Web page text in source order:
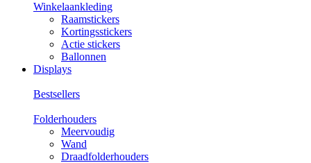
Winkelaankleding
Raamstickers
Kortingsstickers
Actie stickers
Ballonnen
Displays
Bestsellers
Folderhouders
Meervoudig
Wand
Draadfolderhouders